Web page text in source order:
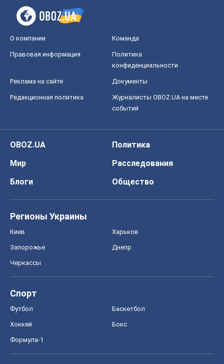
О компании Команда
Правовая информация
Политика
конфиденциальности
Реклама на сайте Документы
Редакционная политика
Журналисты OBOZ.UA на месте
событий
OBOZ.UA
Политика
Мир
Расследования
Блоги
Общество
Регионы Украины
Киев Харьков
Запорожье Днепр
Черкассы
Спорт
Футбол Баскетбол
Хоккей Бокс
Формула-1